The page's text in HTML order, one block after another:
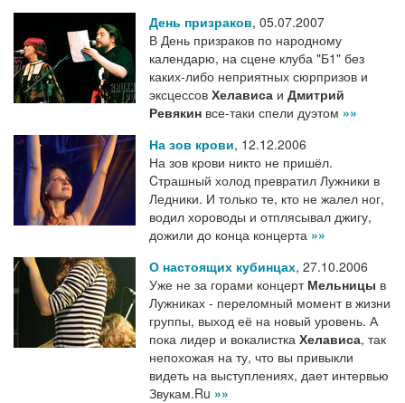
День призраков, 05.07.2007
В День призраков по народному
календарю, на сцене клуба "Б1" без
каких-либо неприятных сюрпризов и
эксцессов Хелависа и Дмитрий
Ревякин все-таки спели дуэтом »»
На зов крови, 12.12.2006
На зов крови никто не пришёл.
Cтрашный холод превратил Лужники в
Ледники. И только те, кто не жалел ног,
водил хороводы и отплясывал джигу,
дожили до конца концерта »»
О настоящих кубинцах, 27.10.2006
Уже не за горами концерт Мельницы в
Лужниках - переломный момент в жизни
группы, выход её на новый уровень. А
пока лидер и вокалистка Хелависа, так
непохожая на ту, что вы привыкли
видеть на выступлениях, дает интервью
Звукам.Ru »»